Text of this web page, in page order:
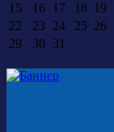
15
16 17 18 19
22
23 24 25 26
29
30 31